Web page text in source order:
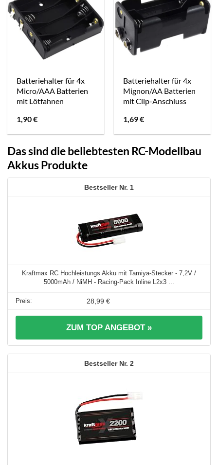
Batteriehalter für 4x
Micro/AAA Batterien
mit Lötfahnen
1,90€
Batteriehalter für 4x
Mignon/AA Batterien
mit Clip-Anschluss
1,69€
Das sind die beliebtesten RC-Modellbau
Akkus Produkte
1
Kraftmax RC Hochleistungs Akku mit Tamiya-Stecker - 7,2V /
5000mAh / NiMH - Racing-Pack Inline L2x3 ...
28,99 €
ZUM TOP ANGEBOT »
2